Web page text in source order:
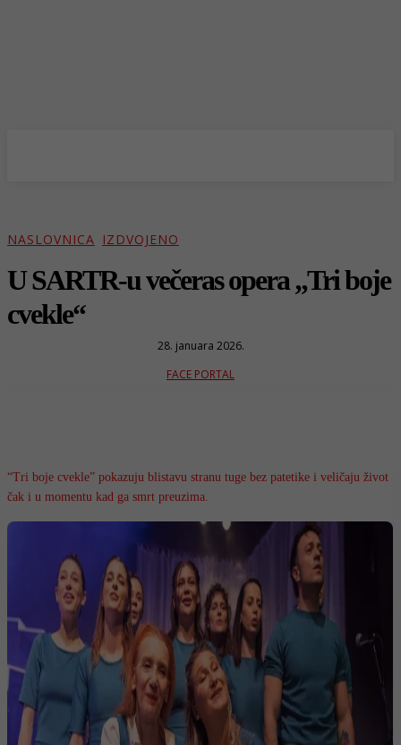
NASLOVNICA IZDVOJENO
U SARTR-u večeras opera „Tri boje
cvekle“
28. januara 2026.
FACE PORTAL
“Tri boje cvekle” pokazuju blistavu stranu tuge bez patetike i veličaju život
čak i u momentu kad ga smrt preuzima.